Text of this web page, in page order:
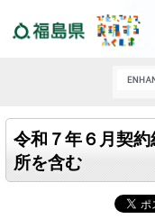
令和７年６月契
所を含む